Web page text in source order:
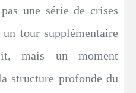
une série de crises
tour supplémentaire
mais un moment
structure profonde du